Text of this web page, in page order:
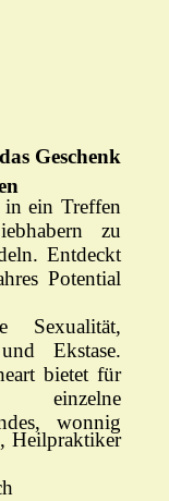
Geschenk
ein Treffen
zu
Entdeckt
Potential
Sexualität,
Ekstase.
bietet für
einzelne
wonnig
Heilpraktiker